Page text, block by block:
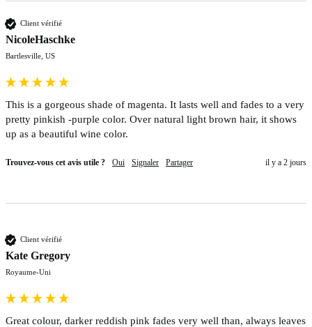
Client vérifié
NicoleHaschke
Bartlesville, US
This is a gorgeous shade of magenta. It lasts well and fades to a very
pretty pinkish -purple color. Over natural light brown hair, it shows
up as a beautiful wine color.
Trouvez-vous cet avis utile ? Oui Signaler Partager il y a 2 jours
Client vérifié
Kate Gregory
Royaume-Uni
Great colour, darker reddish pink fades very well than, always leaves